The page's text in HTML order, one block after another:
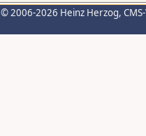
© 2006-2026 Heinz Herzog,